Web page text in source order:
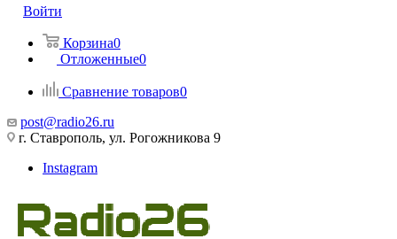
Войти
Корзина0
Отложенные0
Сравнение товаров0
post@radio26.ru
г. Ставрополь, ул. Рогожникова 9
Instagram